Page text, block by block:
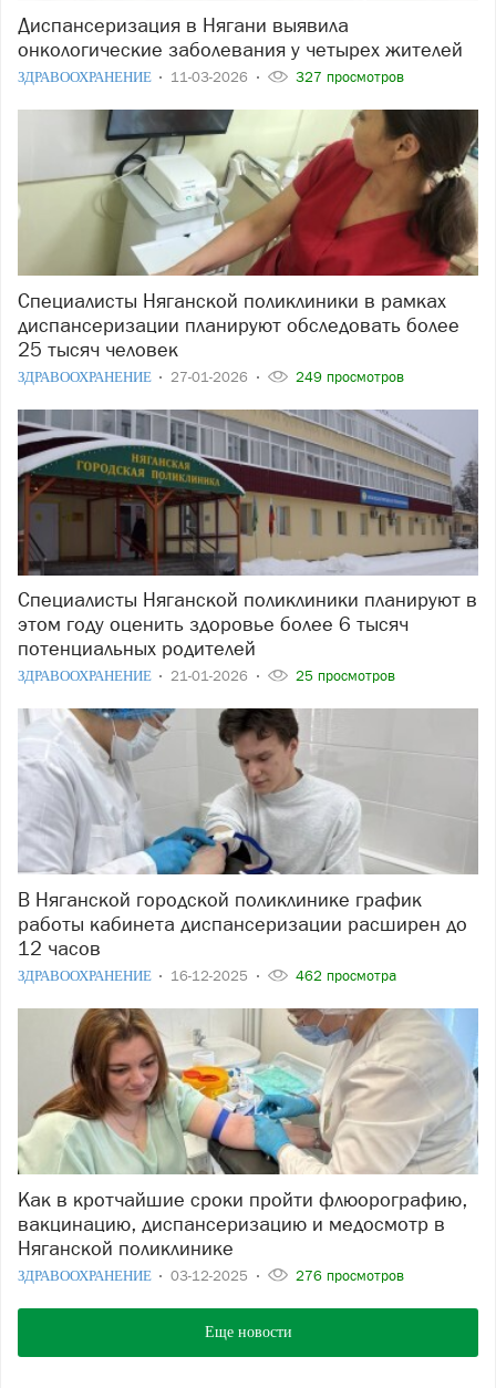
Диспансеризация в Нягани выявила
онкологические заболевания у четырех жителей
ЗДРАВООХРАНЕНИЕ 11-03-2026 327 просмотров
Специалисты Няганской поликлиники в рамках
диспансеризации планируют обследовать более
25 тысяч человек
ЗДРАВООХРАНЕНИЕ 27-01-2026 249 просмотров
Специалисты Няганской поликлиники планируют в
этом году оценить здоровье более 6 тысяч
потенциальных родителей
ЗДРАВООХРАНЕНИЕ 21-01-2026 25 просмотров
В Няганской городской поликлинике график
работы кабинета диспансеризации расширен до
12 часов
ЗДРАВООХРАНЕНИЕ 16-12-2025 462 просмотра
Как в кротчайшие сроки пройти флюорографию,
вакцинацию, диспансеризацию и медосмотр в
Няганской поликлинике
ЗДРАВООХРАНЕНИЕ 03-12-2025 276 просмотров
Еще новости